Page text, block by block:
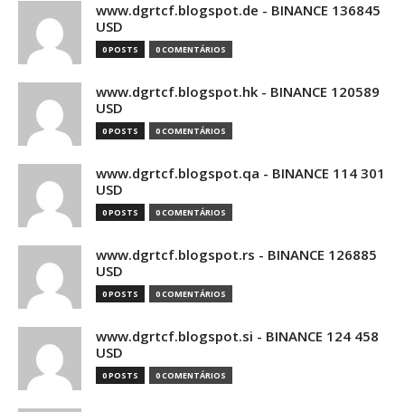
www.dgrtcf.blogspot.de - BINANCE 136845
USD
0 POSTS 0 COMENTÁRIOS
www.dgrtcf.blogspot.hk - BINANCE 120589
USD
0 POSTS 0 COMENTÁRIOS
www.dgrtcf.blogspot.qa - BINANCE 114 301
USD
0 POSTS 0 COMENTÁRIOS
www.dgrtcf.blogspot.rs - BINANCE 126885
USD
0 POSTS 0 COMENTÁRIOS
www.dgrtcf.blogspot.si - BINANCE 124 458
USD
0 POSTS 0 COMENTÁRIOS